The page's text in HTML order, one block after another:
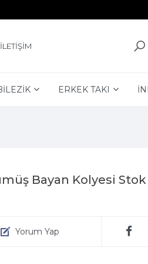
İLETİŞİM
ERKEK TAKI
Bayan Kolyesi Stok
Yorum Yap